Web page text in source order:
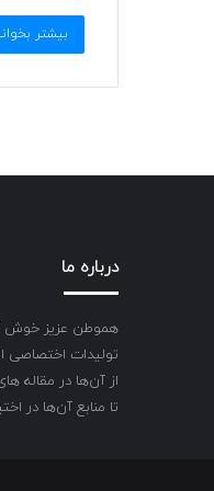
بیشتر
درباره ما
هموطن عزیز خوش
تولیدات اختصاصی
از آن‌ها در مقاله
تا منابع آن‌ها در